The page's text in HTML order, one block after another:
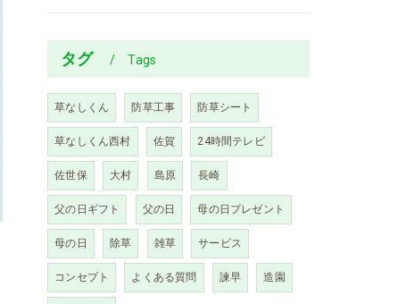
タグ Tags
草なしくん 防草工事 防草シート
草なしくん西村 佐賀 24時間テレビ
佐世保 大村 島原 長崎
父の日ギフト 父の日 母の日プレゼント
母の日 除草 雑草 サービス
コンセプト よくある質問 諫早 造園